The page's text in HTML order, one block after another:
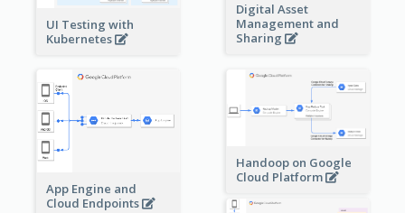
Digital Asset
Management and
Sharing
UI Testing with
Kubernetes
App Engine and
Cloud Endpoints
Handoop on Google
Cloud Platform